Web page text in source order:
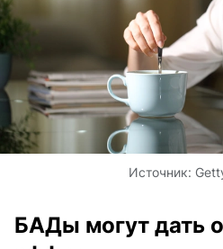
Источник:
БАДы могут дать